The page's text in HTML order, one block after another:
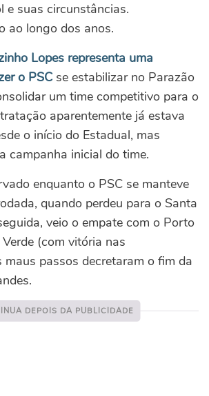
e suas circunstâncias.
ao longo dos anos.
Lopes representa uma
o PSC se estabilizar no Parazão
um time competitivo para o
aparentemente já estava
o início do Estadual, mas
campanha inicial do time.
enquanto o PSC se manteve
quando perdeu para o Santa
veio o empate com o Porto
(com vitória nas
maus passos decretaram o fim da